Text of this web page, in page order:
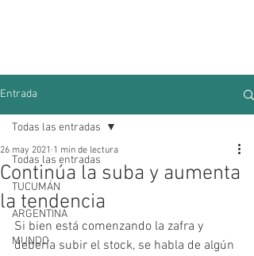
Entrada
Todas las entradas
TUCUMÁN
ARGENTINA
MUNDO
Todas las entradas
Continúa la suba y aumenta
la tendencia
26 may 2021 1 min de lectura
Si bien está comenzando la zafra y
debería subir el stock, se habla de algún